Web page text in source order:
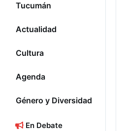
Tucumán
Actualidad
Cultura
Agenda
Género y Diversidad
En Debate